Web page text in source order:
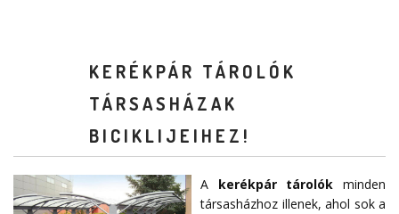
KERÉKPÁR TÁROLÓK
TÁRSASHÁZAK
BICIKLIJEIHEZ!
A kerékpár tárolók minden
társasházhoz illenek, ahol sok a